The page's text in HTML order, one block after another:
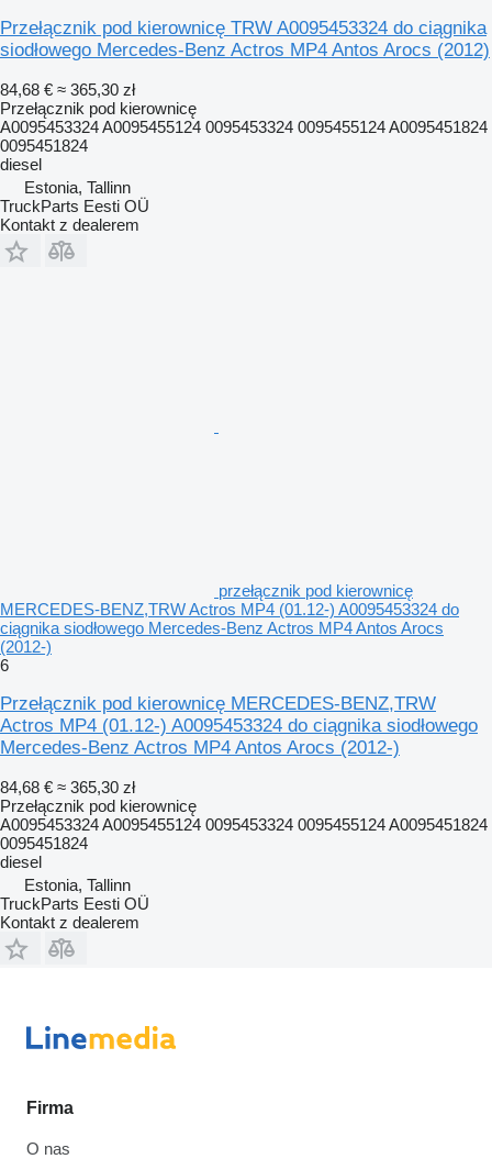
Przełącznik pod kierownicę TRW A0095453324 do ciągnika
siodłowego Mercedes-Benz Actros MP4 Antos Arocs (2012)
84,68 € ≈ 365,30 zł
Przełącznik pod kierownicę
A0095453324 A0095455124 0095453324 0095455124 A0095451824
0095451824
diesel
Estonia, Tallinn
TruckParts Eesti OÜ
Kontakt z dealerem
przełącznik pod kierownicę
MERCEDES-BENZ,TRW Actros MP4 (01.12-) A0095453324 do
ciągnika siodłowego Mercedes-Benz Actros MP4 Antos Arocs
(2012-)
6
Przełącznik pod kierownicę MERCEDES-BENZ,TRW
Actros MP4 (01.12-) A0095453324 do ciągnika siodłowego
Mercedes-Benz Actros MP4 Antos Arocs (2012-)
84,68 € ≈ 365,30 zł
Przełącznik pod kierownicę
A0095453324 A0095455124 0095453324 0095455124 A0095451824
0095451824
diesel
Estonia, Tallinn
TruckParts Eesti OÜ
Kontakt z dealerem
Firma
O nas